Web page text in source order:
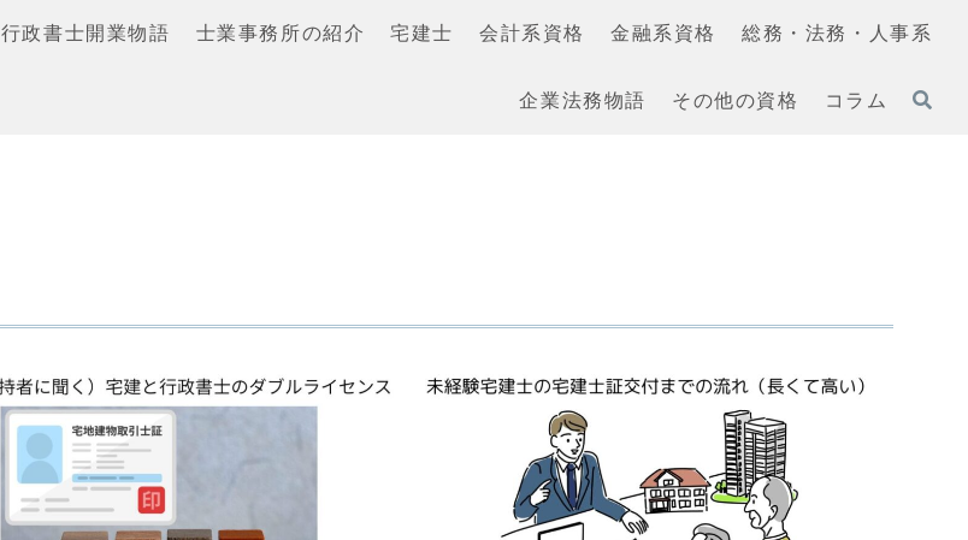
行政書士開業物語 士業事務所の紹介 宅建士 会計系資格 金融系資格 総務・法務・人事系
企業法務物語 その他の資格 コラム